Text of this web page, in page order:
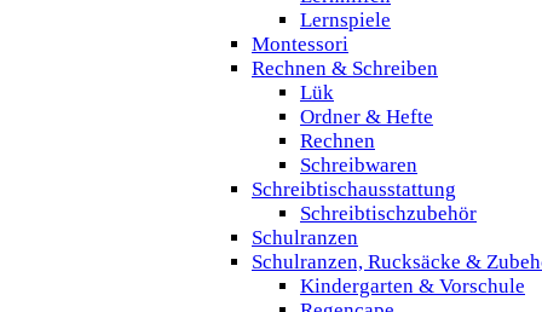
Lernspiele
Montessori
Rechnen & Schreiben
Lük
Ordner & Hefte
Rechnen
Schreibwaren
Schreibtischausstattung
Schreibtischzubehör
Schulranzen
Schulranzen, Rucksäcke &
Kindergarten & Vorschule